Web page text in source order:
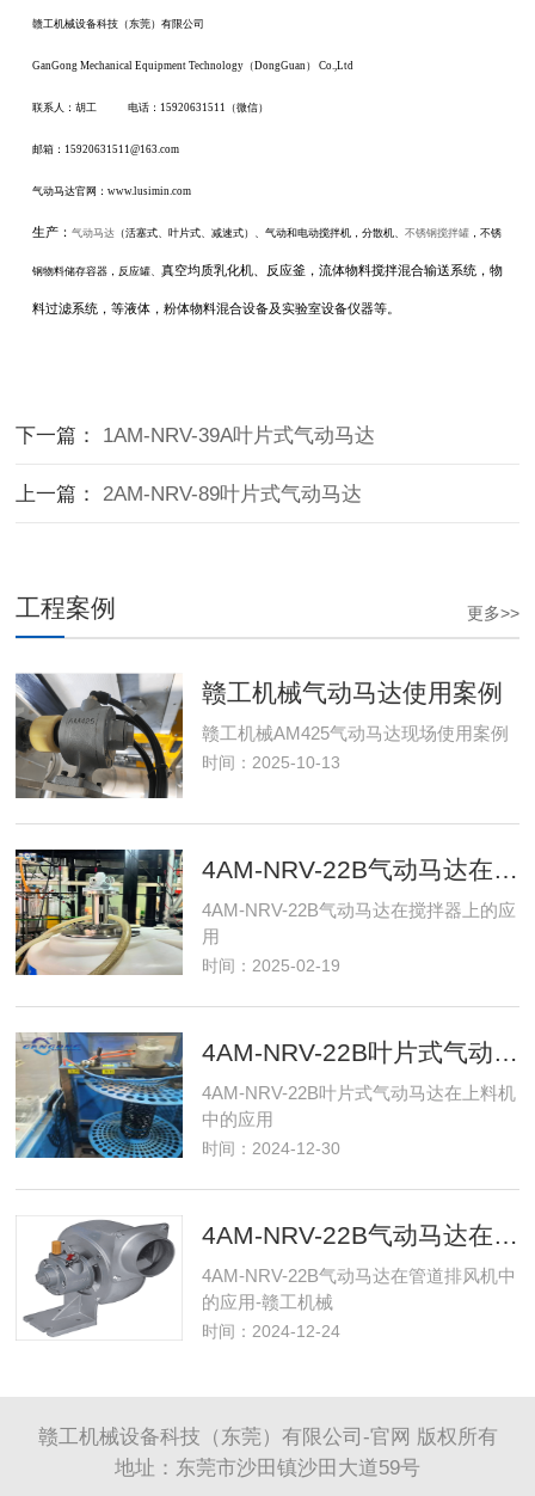
赣工机械设备科技（东莞）有限公司
GanGong Mechanical Equipment Technology（DongGuan） Co.,Ltd
联系人：胡工电话：15920631511（微信）
邮箱： 15920631511@163.com
气动马达官网： www.lusimin.com
生产： 气动马达（活塞式、叶片式、减速式）、气动和电动搅拌机，分散机、 不锈钢搅拌罐，不锈
钢物料储存容器，反应罐、 真空均质乳化机、反应釜，流体物料搅拌混合输送系统，物
料过滤系统，等液体，粉体物料混合设备及实验室设备仪器等。
下一篇： 1AM-NRV-39A叶片式气动马达
上一篇： 2AM-NRV-89叶片式气动马达
更多>>
工程案例
赣工机械气动马达使用案例
赣工机械AM425气动马达现场使用案例
时间：2025-10-13
4AM-NRV-22B气动马达在搅拌器上的应用
4AM-NRV-22B气动马达在搅拌器上的应
用
时间：2025-02-19
4AM-NRV-22B叶片式气动马达在上料机中的应用-赣工机械
4AM-NRV-22B叶片式气动马达在上料机
中的应用
时间：2024-12-30
4AM-NRV-22B气动马达在管道排风机中的应用-赣工机械
4AM-NRV-22B气动马达在管道排风机中
的应用-赣工机械
时间：2024-12-24
赣工机械设备科技（东莞）有限公司-官网 版权所有
地址：东莞市沙田镇沙田大道59号